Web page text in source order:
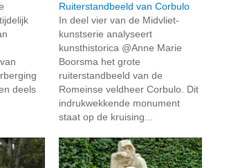
deels
Ruiterstandbeeld van Corbulo
In deel vier van de Midvliet-
kunstserie analyseert
kunsthistorica @Anne Marie
Boorsma het grote
ruiterstandbeeld van de
Romeinse veldheer Corbulo. Dit
indrukwekkende monument
staat op de kruising...